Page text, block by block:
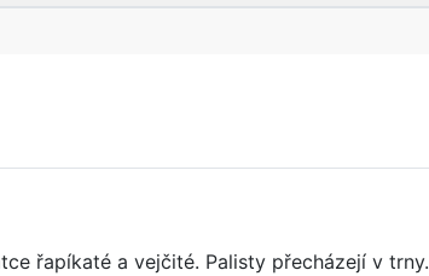
řapíkaté a vejčité. Palisty přecházejí v trny.